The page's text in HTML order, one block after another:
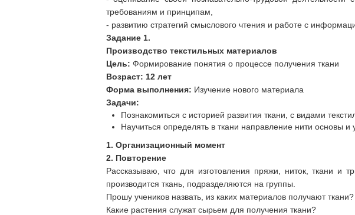
требованиям и принципам,
- развитию стратегий смыслового чтения и работе с
Задание 1.
Производство текстильных материалов
Цель: Формирование понятия о процессе получения ткани
Возраст: 12 лет
Форма выполнения: Изучение нового материала
Задачи:
Познакомиться с историей развития ткани, с видами
Научиться определять в ткани направление нити основы и
1. Организационный момент
2. Повторение
Рассказываю, что для изготовления пряжи, ниток, ткани и
производится ткань, подразделяются на группы.
Прошу учеников назвать, из каких материалов получают ткани?
Какие растения служат сырьем для получения ткани?